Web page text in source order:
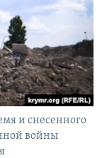
и снесенного
войны